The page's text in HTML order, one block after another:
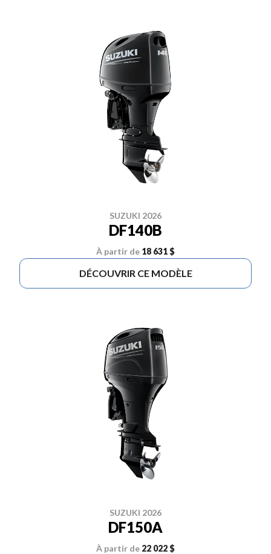
SUZUKI 2026
DF140B
À partir de 18 631 $
DÉCOUVRIR CE MODÈLE
SUZUKI 2026
DF150A
À partir de 22 022 $